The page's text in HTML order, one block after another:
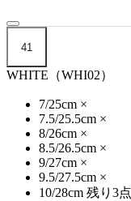
41
WHITE（WHI02）
7/25cm ×
7.5/25.5cm ×
8/26cm ×
8.5/26.5cm ×
9/27cm ×
9.5/27.5cm ×
10/28cm 残り3点